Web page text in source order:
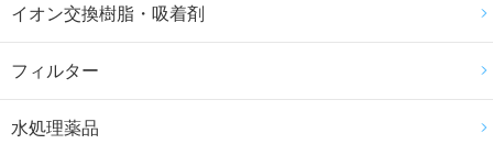
イオン交換樹脂・吸着剤
フィルター
水処理薬品